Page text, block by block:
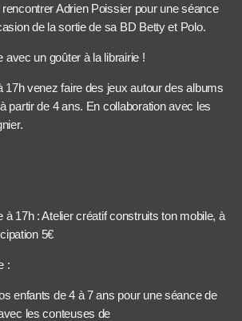
Adrien Poissier pour une séance
de la sortie de sa BD Betty et Polo.
avec un goûter à la librairie !
17h venez faire des jeux autour des albums
partir de 4 ans. En collaboration avec les
à 17h : Atelier créatif construits ton mobile, à
5€
:
enfants de 4 à 7 ans pour une séance de
les conteuses de